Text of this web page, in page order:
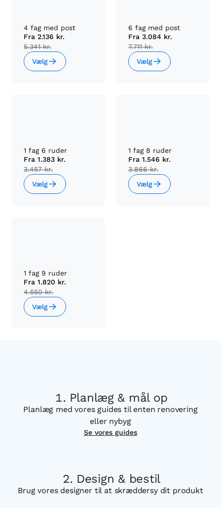
4 fag med post
Fra 2.136 kr.
5.341 kr.
Vælg
6 fag med post
Fra 3.084 kr.
7.711 kr.
Vælg
1 fag 6 ruder
Fra 1.383 kr.
3.457 kr.
Vælg
1 fag 8 ruder
Fra 1.546 kr.
3.866 kr.
Vælg
1 fag 9 ruder
Fra 1.820 kr.
4.550 kr.
Vælg
Planlæg & mål op
Planlæg med vores guides til enten renovering
eller nybyg
Se vores guides
Design & bestil
Brug vores designer til at skræddersy dit produkt